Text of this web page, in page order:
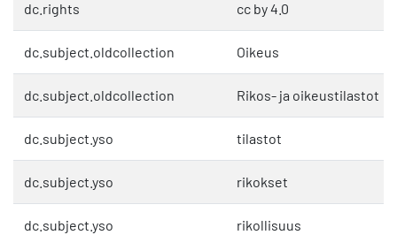
dc.rights cc by 4.0
dc.subject.oldcollection Oikeus
dc.subject.oldcollection Rikos- ja oikeustilastot
dc.subject.yso tilastot
dc.subject.yso rikokset
dc.subject.yso rikollisuus